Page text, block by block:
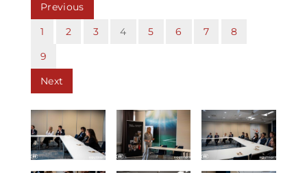
Previous
1
2 3 4 5 6 7
8
9
Next